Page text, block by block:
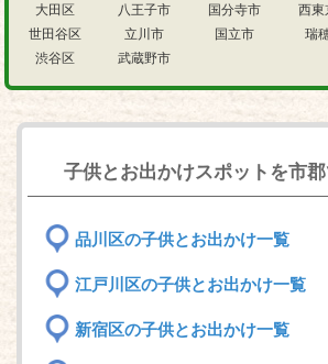
大田区
世田谷区
渋谷区
八王子市
立川市
武蔵野市
国分寺市
国立市
西東
瑞
子供とお出かけスポットを市
品川区の子供とお出かけ一覧
江戸川区の子供とお出かけ一覧
新宿区の子供とお出かけ一覧